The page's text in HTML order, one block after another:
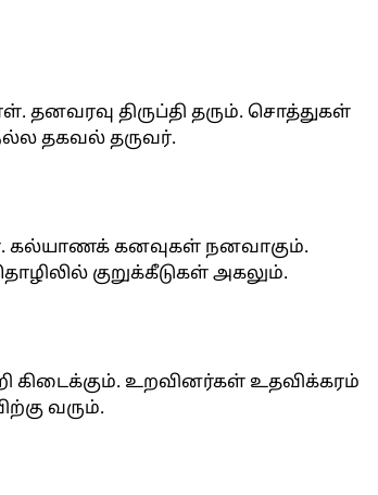
தனவரவு திருப்தி தரும். சொத்துகள்
தகவல் தருவர்.
கல்யாணக் கனவுகள் நனவாகும்.
குறுக்கீடுகள் அகலும்.
கிடைக்கும். உறவினர்கள் உதவிக்கரம்
வரும்.